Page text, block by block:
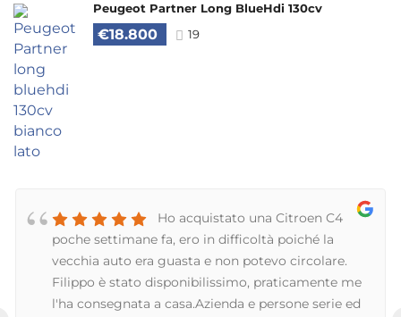
Peugeot Partner Long BlueHdi 130cv
€18.800 19
Ho acquistato una Citroen C4
poche settimane fa, ero in difficoltà poiché la
vecchia auto era guasta e non potevo circolare.
Filippo è stato disponibilissimo, praticamente me
l'ha consegnata a casa.Azienda e persone serie ed